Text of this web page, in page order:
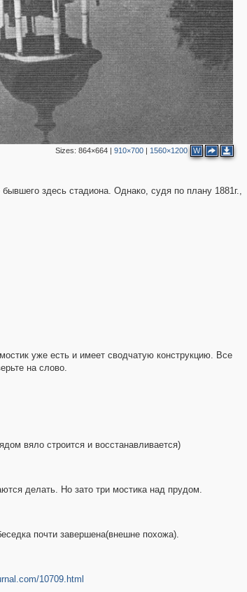
Sizes: 864×664| 910×700| 1560×1200 W
здесь стадиона. Однако, судя по плану 1881г.,
2
3
уже есть и имеет сводчатую конструкцию. Все
на слово.
вяло строится и восстанавливается)
делать. Но зато три мостика над прудом.
почти завершена(внешне похожа).
10709.html